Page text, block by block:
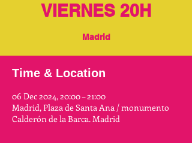
VIERNES 20H
Madrid
Time & Location
06 Dec 2024, 20:00 – 21:00
Madrid, Plaza de Santa Ana / monumento
Calderón de la Barca. Madrid